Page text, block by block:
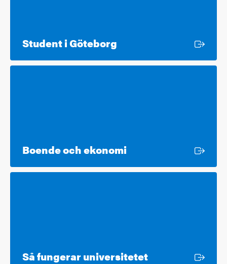
Student i Göteborg
Boende och ekonomi
Så fungerar universitetetExtern länk